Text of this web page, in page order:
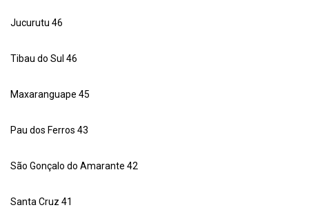
Jucurutu 46
Tibau do Sul 46
Maxaranguape 45
Pau dos Ferros 43
São Gonçalo do Amarante 42
Santa Cruz 41